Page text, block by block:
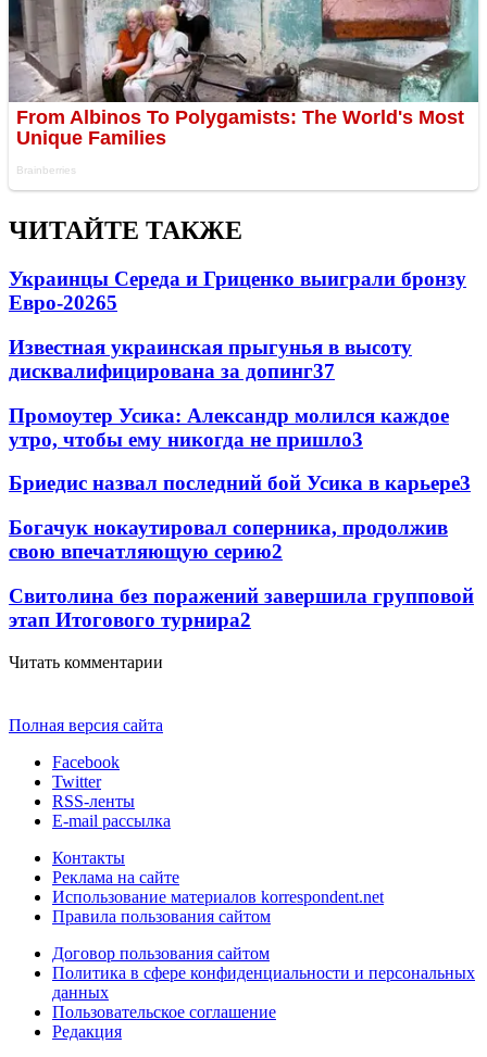
ЧИТАЙТЕ ТАКЖЕ
Украинцы Середа и Гриценко выиграли бронзу
Евро-20265
Известная украинская прыгунья в высоту
дисквалифицирована за допинг37
Промоутер Усика: Александр молился каждое
утро, чтобы ему никогда не пришло3
Бриедис назвал последний бой Усика в карьере3
Богачук нокаутировал соперника, продолжив
свою впечатляющую серию2
Свитолина без поражений завершила групповой
этап Итогового турнира2
Читать комментарии
Полная версия сайта
Facebook
Twitter
RSS-ленты
E-mail рассылка
Контакты
Реклама на сайте
Использование материалов korrespondent.net
Правила пользования сайтом
Договор пользования сайтом
Политика в сфере конфиденциальности и персональных
данных
Пользовательское соглашение
Редакция